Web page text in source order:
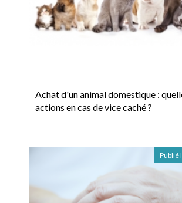
Achat d'un animal domestique :
actions en cas de vice caché ?
Publié